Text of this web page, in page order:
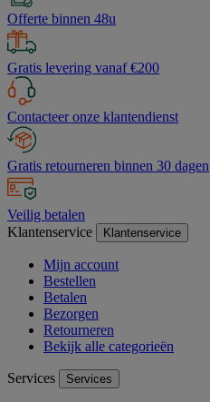
Offerte binnen 48u
Gratis levering vanaf €200
Contacteer onze klantendienst
Gratis retourneren binnen 30 dagen
Veilig betalen
Klantenservice
Klantenservice
Mijn account
Bestellen
Betalen
Bezorgen
Retourneren
Bekijk alle categorieën
Services Services